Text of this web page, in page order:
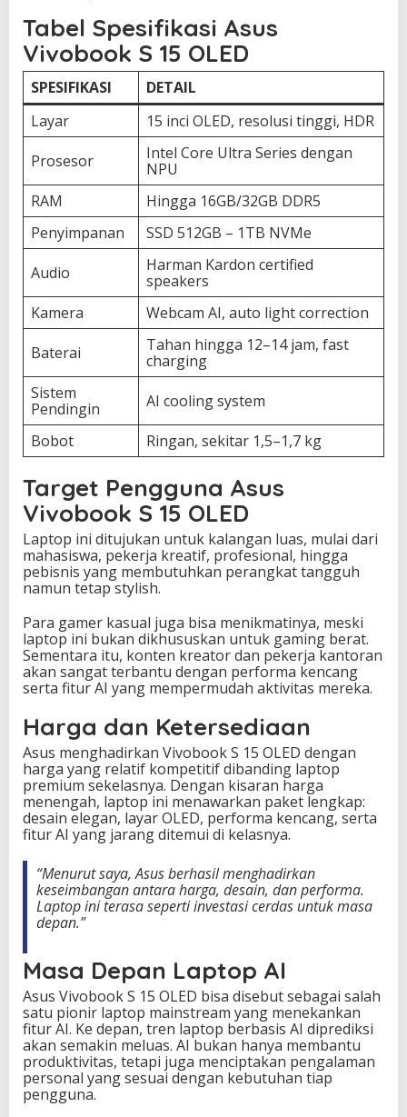
Tabel Spesifikasi Asus
Vivobook S 15 OLED
SPESIFIKASI
DETAIL
Layar
15 inci OLED, resolusi tinggi, HDR
Prosesor
Intel Core Ultra Series dengan
NPU
RAM
Hingga 16GB/32GB DDR5
Penyimpanan
SSD 512GB – 1TB NVMe
Audio
Harman Kardon certified
speakers
Kamera
Webcam AI, auto light correction
Baterai
Tahan hingga 12–14 jam, fast
charging
Sistem
Pendingin
AI cooling system
Bobot
Ringan, sekitar 1,5–1,7 kg
Target Pengguna Asus
Vivobook S 15 OLED
Laptop ini ditujukan untuk kalangan luas, mulai dari
mahasiswa, pekerja kreatif, profesional, hingga
pebisnis yang membutuhkan perangkat tangguh
namun tetap stylish.
Para gamer kasual juga bisa menikmatinya, meski
laptop ini bukan dikhususkan untuk gaming berat.
Sementara itu, konten kreator dan pekerja kantoran
akan sangat terbantu dengan performa kencang
serta fitur AI yang mempermudah aktivitas mereka.
Harga dan Ketersediaan
Asus menghadirkan Vivobook S 15 OLED dengan
harga yang relatif kompetitif dibanding laptop
premium sekelasnya. Dengan kisaran harga
menengah, laptop ini menawarkan paket lengkap:
desain elegan, layar OLED, performa kencang, serta
fitur AI yang jarang ditemui di kelasnya.
“Menurut saya, Asus berhasil menghadirkan
keseimbangan antara harga, desain, dan performa.
Laptop ini terasa seperti investasi cerdas untuk masa
depan.”
Masa Depan Laptop AI
Asus Vivobook S 15 OLED bisa disebut sebagai salah
satu pionir laptop mainstream yang menekankan
fitur AI. Ke depan, tren laptop berbasis AI diprediksi
akan semakin meluas. AI bukan hanya membantu
produktivitas, tetapi juga menciptakan pengalaman
personal yang sesuai dengan kebutuhan tiap
pengguna.